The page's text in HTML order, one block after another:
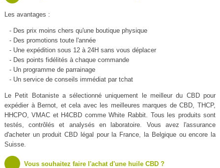
Les avantages :
- Des prix moins chers qu'une boutique physique
- Des promotions toute l'année
- Une expédition sous 12 à 24H sans vous déplacer
- Des points fidélités à chaque commande
- Un programme de parrainage
- Un service de conseils immédiat par tchat
Le Petit Botaniste a sélectionné uniquement le meilleur du CBD pour
expédier à Bernot, et cela avec les meilleures marques de CBD, THCP,
HHCPO, VMAC et H4CBD comme White Rabbit. Tous les produits sont
testés, contrôlés et analysés en laboratoire. Vous avez l'assurance
d'acheter un produit CBD légal pour la France, la Belgique ou encore la
Suisse.
Vous souhaitez faire l'achat d'une huile CBD ?